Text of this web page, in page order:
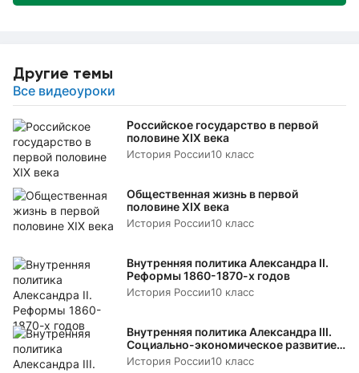
Другие темы
Все видеоуроки
Российское государство в первой
половине XIX века
История России10 класс
Общественная жизнь в первой
половине XIX века
История России10 класс
Внутренняя политика Александра II.
Реформы 1860-1870-х годов
История России10 класс
Внутренняя политика Александра III.
Социально-экономическое развитие в
пореформенный период
История России10 класс